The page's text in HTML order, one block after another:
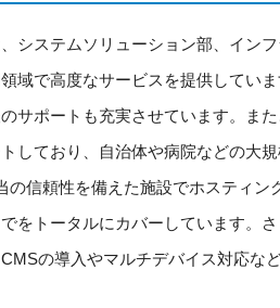
システムソリューション部、イン
域で高度なサービスを提供してい
サポートも充実させています。ま
しており、自治体や病院などの大
の信頼性を備えた施設でホスティン
をトータルにカバーしています。
の導入やマルチデバイス対応な